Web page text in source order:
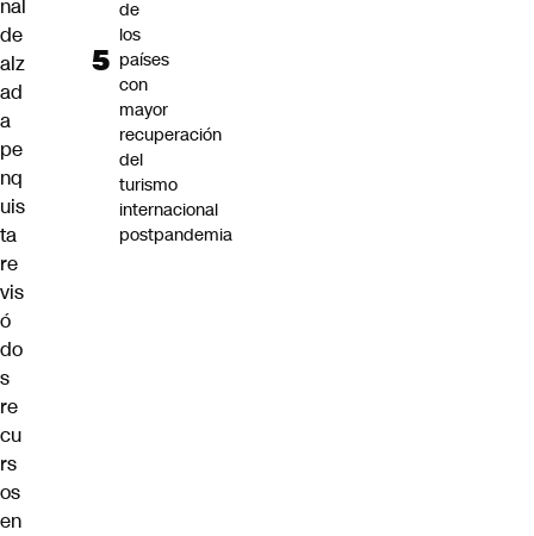
nal
de
alz
ad
a
pe
nq
uis
ta
re
vis
ó
do
s
re
cu
rs
os
en
de
los
países
con
mayor
recuperación
del
turismo
internacional
postpandemia